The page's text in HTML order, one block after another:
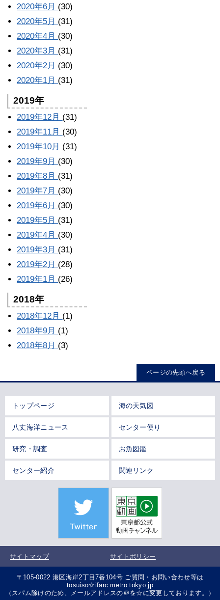
2020年6月 (30)
2020年5月 (31)
2020年4月 (30)
2020年3月 (31)
2020年2月 (30)
2020年1月 (31)
2019年
2019年12月 (31)
2019年11月 (30)
2019年10月 (31)
2019年9月 (30)
2019年8月 (31)
2019年7月 (30)
2019年6月 (30)
2019年5月 (31)
2019年4月 (30)
2019年3月 (31)
2019年2月 (28)
2019年1月 (26)
2018年
2018年12月 (1)
2018年9月 (1)
2018年8月 (3)
ページの先頭へ戻る
トップページ 海の天気図
八丈海洋ニュース センター便り
研究・調査 お魚図鑑
センター紹介 関連リンク
サイトマップ サイトポリシー
〒105-0022 港区海岸2丁目7番104号 ご質問・お問い合わせ等は
tosuiso☆ifarc.metro.tokyo.jp
（スパム除けのため、メールアドレスの＠を☆に変更しております。）